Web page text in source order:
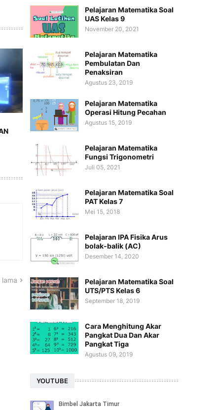
Pelajaran Matematika Soal
UAS Kelas 9
November 20, 2021
Pelajaran Matematika
Pembulatan Dan
Penaksiran
Agustus 23, 2019
Pelajaran Matematika
Operasi Hitung Pecahan
Agustus 15, 2019
Pelajaran Matematika
Fungsi Trigonometri
Juli 05, 2021
Pelajaran Matematika Soal
PAT Kelas 7
Mei 15, 2018
Pelajaran IPA Fisika Arus
bolak-balik (AC)
Desember 14, 2020
Pelajaran Matematika Soal
UTS/PTS Kelas 6
September 18, 2019
Cara Menghitung Akar
Pangkat Dua Dan Akar
Pangkat Tiga
Agustus 09, 2019
YOUTUBE